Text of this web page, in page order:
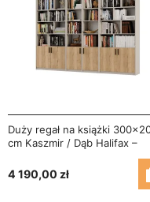
Duży regał na książki
cm Kaszmir / Dąb Halifax –
4 190,00 zł